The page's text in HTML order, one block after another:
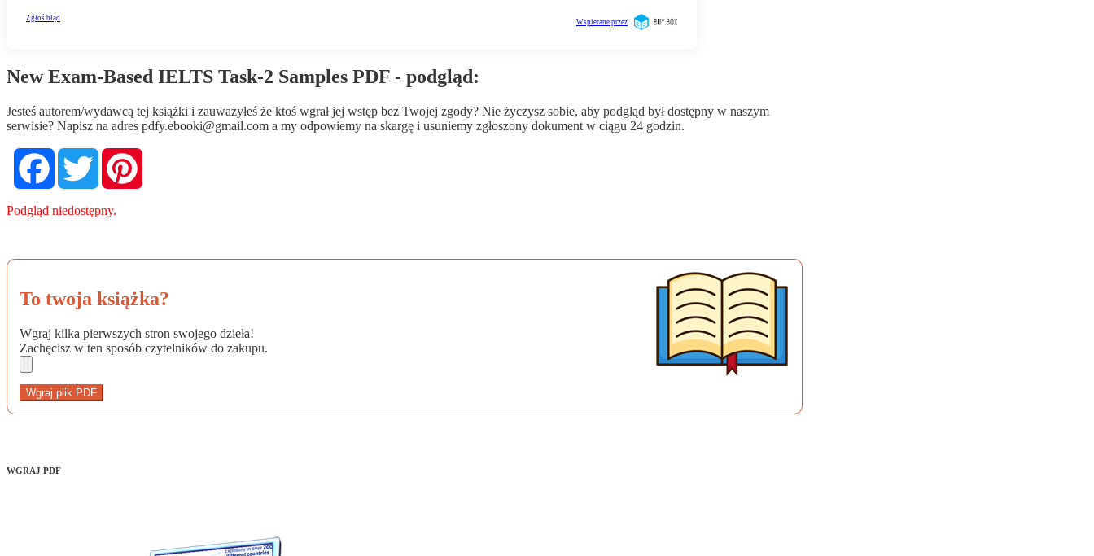
New Exam-Based IELTS Task-2 Samples PDF - podgląd:
Jesteś autorem/wydawcą tej książki i zauważyłeś że ktoś wgrał jej wstęp bez Twojej zgody? Nie życzysz sobie, aby podgląd był dostępny w naszym
serwisie? Napisz na adres pdfy.ebooki@gmail.com a my odpowiemy na skargę i usuniemy zgłoszony dokument w ciągu 24 godzin.
FacebookTwitter
Podgląd niedostępny.
To twoja książka?
Wgraj kilka pierwszych stron swojego dzieła!
Zachęcisz w ten sposób czytelników do zakupu.
Wgraj plik PDF
WGRAJ PDF